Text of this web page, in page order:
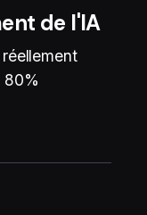
de l'IA
80%